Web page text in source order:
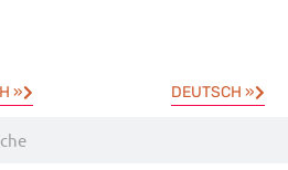
» DEUTSCH »